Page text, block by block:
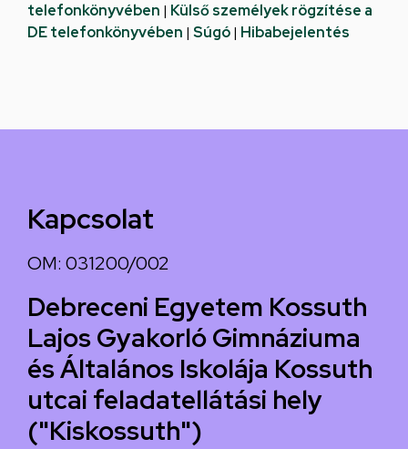
telefonkönyvében | Külső személyek rögzítése a
DE telefonkönyvében | Súgó| Hibabejelentés
Kapcsolat
OM: 031200/002
Debreceni Egyetem Kossuth
Lajos Gyakorló Gimnáziuma
és Általános Iskolája Kossuth
utcai feladatellátási hely
("Kiskossuth")